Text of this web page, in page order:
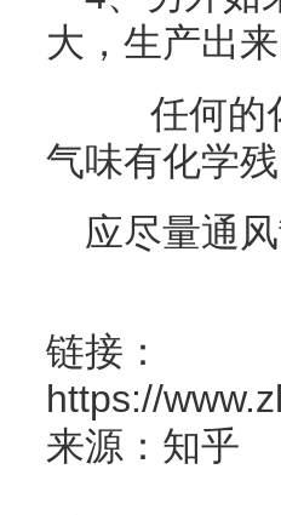
大，生产出
任何的
气味有化学
应尽量通
链接：
https://
来源：知乎